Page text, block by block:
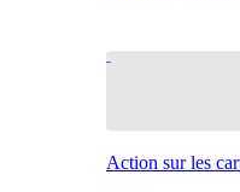
Action sur les